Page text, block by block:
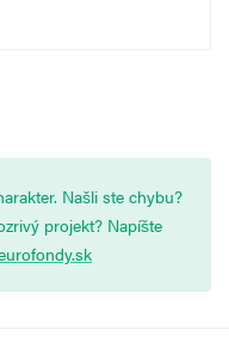
Našli ste chybu?
projekt? Napíšte